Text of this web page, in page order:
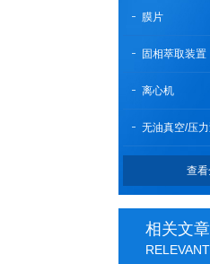
膜片
固相萃取装置
离心机
无油真空/压
查
相关文章